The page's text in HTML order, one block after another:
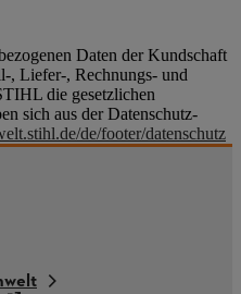
Daten der Kundschaft
, Liefer-, Rechnungs- und
die gesetzlichen
sich aus der Datenschutz-
de/footer/datenschutz